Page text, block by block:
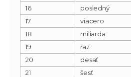
16
posledný
17
viacero
18
miliarda
19
raz
20
desať
21
šesť